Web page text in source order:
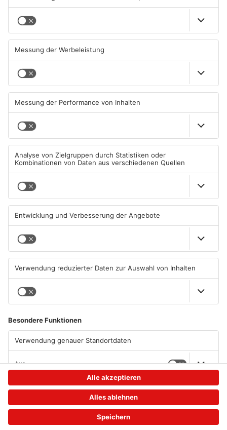
Unterwäsche-Dieb in
Goldbach geschnappt
31.07.2026, 11:42 UHR IN KREIS
ASCHAFFENBURG
Heigenbrücken berät über
Lidl Deutschland Tour
ASCHAFFENBURG